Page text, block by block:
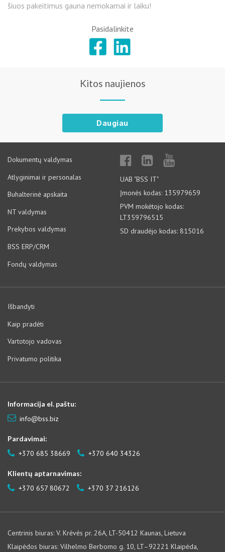
šiuos pakeitimus gauna nemokamai ir laiku!
Pasidalinkite
Kitos naujienos
Daugiau
Dokumentų valdymas
Atlyginimai ir personalas
Buhalterinė apskaita
NT valdymas
Prekybos valdymas
BSS ERP/CRM
Fondų valdymas
UAB "BSS IT"
Įmonės kodas: 135979659
PVM mokėtojo kodas:
LT359796515
SD draudėjo kodas: 815016
Išbandyti
Kaip pradėti
Vartotojo vadovas
Privatumo politika
Informacija el. paštu:
info@bss.biz
Pardavimai:
+370 685 38669 +370 640 34326
Klientų aptarnavimas:
+370 657 80672 +370 37 216126
Centrinis biuras: V. Krėvės pr. 26A, LT-50412 Kaunas, Lietuva
Klaipėdos biuras: Vilhelmo Berbomo g. 10, LT–92221 Klaipėda,